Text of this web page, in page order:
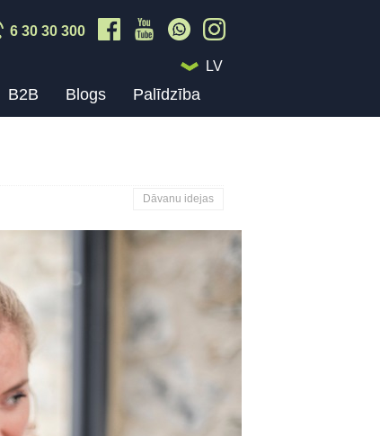
6 30 30 300
LV
B2B Blogs Palīdzība
Dāvanu idejas